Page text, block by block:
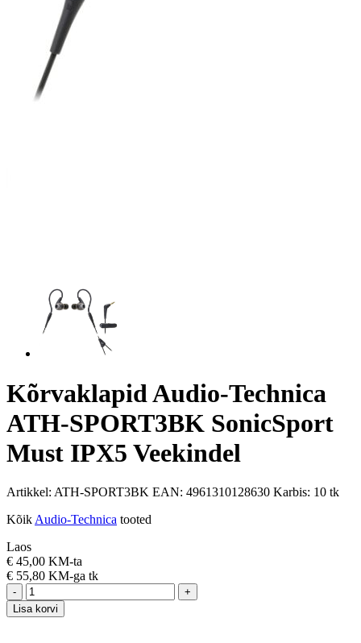
Kõrvaklapid Audio-Technica
ATH-SPORT3BK SonicSport
Must IPX5 Veekindel
Artikkel: ATH-SPORT3BK EAN: 4961310128630 Karbis: 10 tk
Kõik Audio-Technica tooted
Laos
€ 45,00 KM-ta
€ 55,80 KM-ga tk
-
+
Lisa korvi